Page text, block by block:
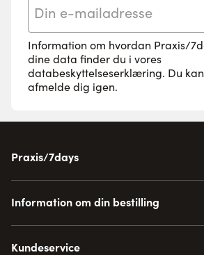
Information om hvordan Praxis/
dine data finder du i vores
databeskyttelseserklæring. Du
afmelde dig igen.
Praxis/7days
Information om din bestilling
Kundeservice